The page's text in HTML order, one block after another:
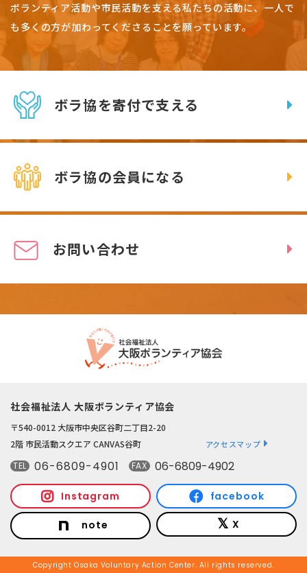
ボランティア活動や市民活動を支える私たちの活動に、一人で
も多くの方が加わってくださることを願っています。
ボラ協を寄付で支える
ボラ協の会員になる
お問い合わせ
社会福祉法人 大阪ボランティア協会
〒540-0012 大阪市中央区谷町二丁目2-20
2階 市民活動スクエア CANVAS谷町
アクセスマップ
TEL 06-6809-4901 FAX 06-6809-4902
Instagram facebook
note X
Copyright Osaka Voluntary Action Center. All rights reserved.